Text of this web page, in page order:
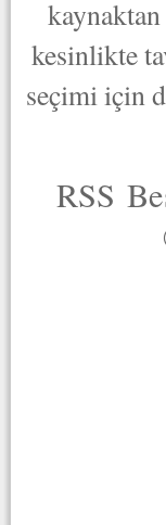
kesinlikte
seçimi için
RSS